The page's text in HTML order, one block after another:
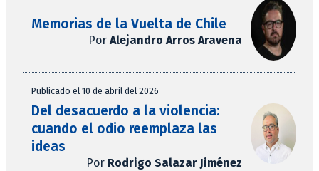
Memorias de la Vuelta de Chile
Por Alejandro Arros Aravena
Publicado el 10 de abril del 2026
Del desacuerdo a la violencia:
cuando el odio reemplaza las
ideas
Por Rodrigo Salazar Jiménez